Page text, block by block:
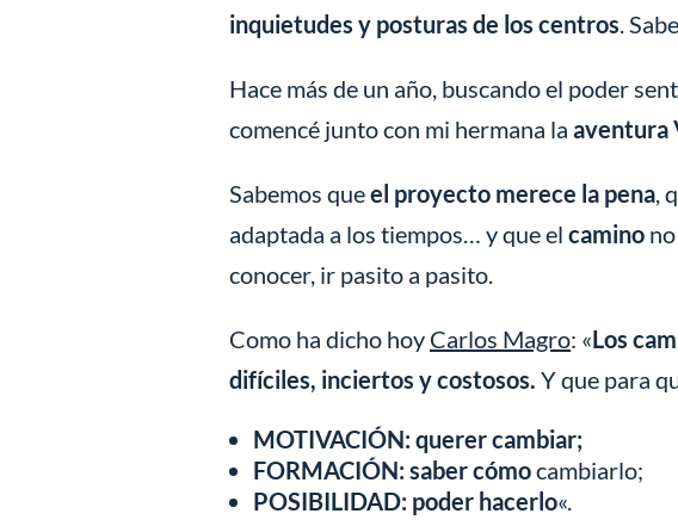
inquietudes y posturas de los centros.
Hace más de un año, buscando el poder
comencé junto con mi hermana la aventura
Sabemos queel proyecto merece la pena,
adaptada a los tiempos… y que el camino
conocer, ir pasito a pasito.
Como ha dicho hoy Carlos Magro: «Los
difíciles, inciertos y costosos. Y que para
MOTIVACIÓN: querer cambiar;
FORMACIÓN: saber cómocambiarlo;
POSIBILIDAD: poder hacerlo«.